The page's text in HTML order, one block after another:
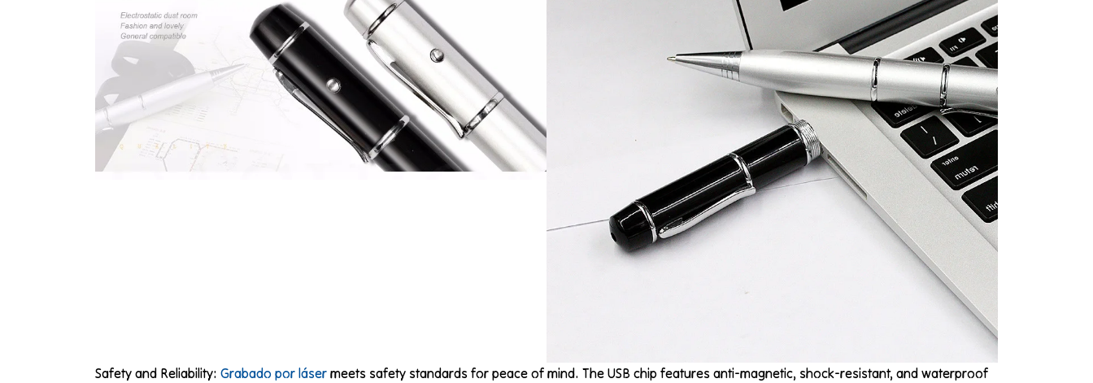
Safety and Reliability: Grabado por láser meets safety standards for peace of mind. The USB chip features anti-magnetic, shock-resistant, and waterproof